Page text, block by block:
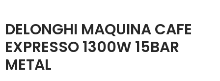
DELONGHI MAQUINA CAFE
EXPRESSO 1300W 15BAR
METAL